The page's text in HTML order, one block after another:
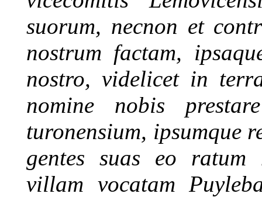
suorum, necnon et
nostrum factam,
nostro, videlicet in
nomine nobis
turonensium, ipsumque
gentes suas eo ratum
villam vocatam